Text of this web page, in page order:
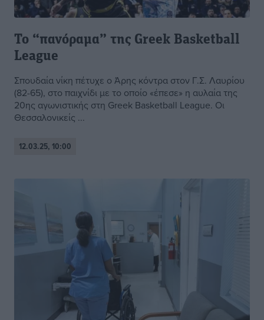
Το “πανόραμα” της Greek Basketball
League
Σπουδαία νίκη πέτυχε ο Άρης κόντρα στον Γ.Σ. Λαυρίου
(82-65), στο παιχνίδι με το οποίο «έπεσε» η αυλαία της
20ης αγωνιστικής στη Greek Basketball League. Οι
Θεσσαλονικείς ...
12.03.25, 10:00